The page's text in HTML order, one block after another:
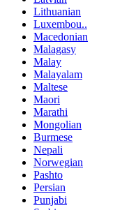
Lithuanian
Luxembou..
Macedonian
Malagasy
Malay
Malayalam
Maltese
Maori
Marathi
Mongolian
Burmese
Nepali
Norwegian
Pashto
Persian
Punjabi